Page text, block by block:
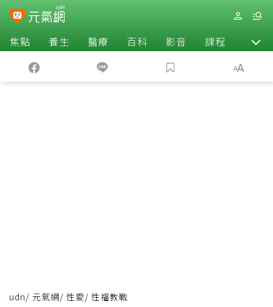
焦點 養生 醫療 百科 影音 課程 退休
udn/ 元氣網/ 性愛/ 性福教戰